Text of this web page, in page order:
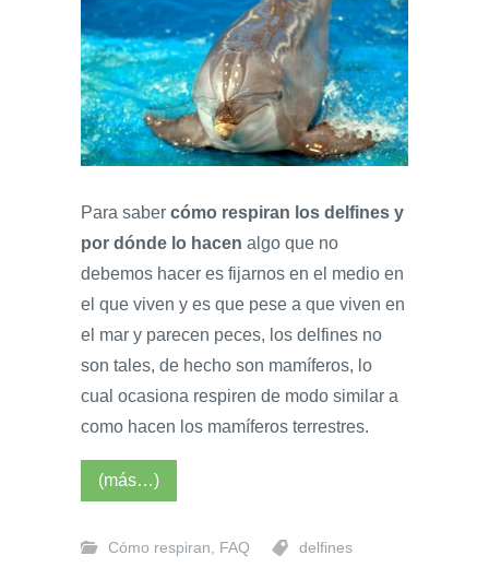
Para saber cómo respiran los delfines y
por dónde lo hacen algo que no
debemos hacer es fijarnos en el medio en
el que viven y es que pese a que viven en
el mar y parecen peces, los delfines no
son tales, de hecho son mamíferos, lo
cual ocasiona respiren de modo similar a
como hacen los mamíferos terrestres.
(más…)
Cómo respiran FAQ delfines